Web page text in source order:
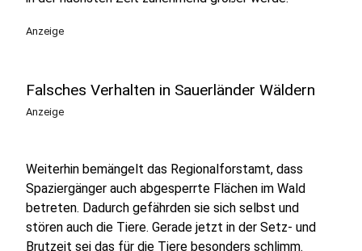
Anzeige
Falsches Verhalten in Sauerländer Wäldern
Anzeige
Weiterhin bemängelt das Regionalforstamt, dass
Spaziergänger auch abgesperrte Flächen im Wald
betreten. Dadurch gefährden sie sich selbst und
stören auch die Tiere. Gerade jetzt in der Setz- und
Brutzeit sei das für die Tiere besonders schlimm.